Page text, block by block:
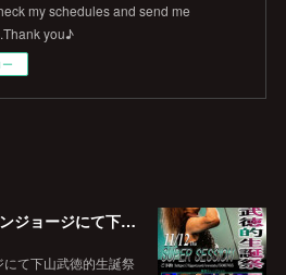
my schedules and send me
you♪
2026/11/12(木)は神戸チキンジョージにて下山武徳的生誕祭に出演します♪
て下山武徳的生誕祭